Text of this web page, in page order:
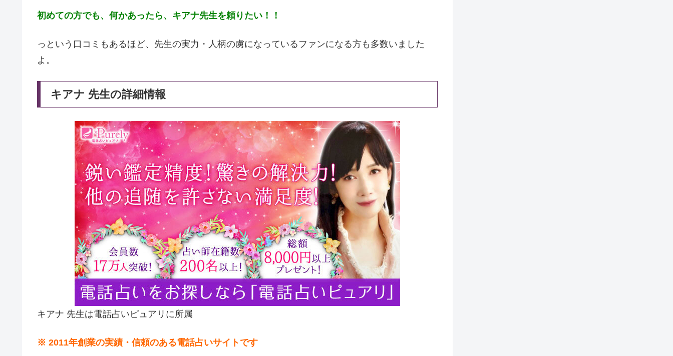
初めての方でも、何かあったら、キアナ先生を頼りたい！！
っという口コミもあるほど、先生の実力・人柄の虜になっているファンになる方も多数いました
よ。
キアナ 先生の詳細情報
キアナ 先生は電話占いピュアリに所属
※ 2011年創業の実績・信頼のある電話占いサイトです